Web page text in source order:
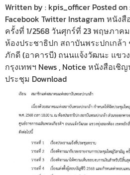
Written by : kpis_officer Posted on :
Facebook Twitter Instagram หนั
ครั้งที่ 1/2568 วันศุกร์ที่ 23 พฤษภาค
ห้องประชาธิปก สถาบันพระปกเกล้
ภักดี (อาคารบี) ถนนแจ้งวัฒนะ แขว
กรุงเทพฯ News , Notice หนังสือเชิ
ประชุม Download